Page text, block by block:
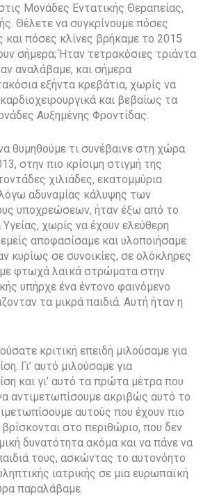
Μονάδες Εντατικής Θεραπείας,
Θέλετε να συγκρίνουμε πόσες
και πόσες κλίνες βρήκαμε το 2015
σήμερα; Ήταν τετρακόσιες τριάντα
αναλάβαμε, και σήμερα
εξήντα κρεβάτια, χωρίς να
και βεβαίως τα
Αυξημένης Φροντίδας.
θυμηθούμε τι συνέβαινε στη χώρα
στην πιο κρίσιμη στιγμή της
χιλιάδες, εκατομμύρια
αδυναμίας κάλυψης των
υποχρεώσεων, ήταν έξω από το
χωρίς να έχουν ελεύθερη
αποφασίσαμε και υλοποιήσαμε
κυρίως σε συνοικίες, σε ολόκληρες
με φτωχά λαϊκά στρώματα στην
υπήρχε ένα έντονο φαινόμενο
τα μικρά παιδιά. Αυτή ήταν η
κριτική επειδή μιλούσαμε για
Γι’ αυτό μιλούσαμε για
και γι’ αυτό τα πρώτα μέτρα που
αντιμετωπίσουμε ακριβώς αυτό το
αυτούς που έχουν πιο
στο περιθώριο, που δεν
δυνατότητα ακόμα και να πάνε να
τους, ασκώντας το αυτονόητο
ιατρικής σε μια ευρωπαϊκή
παραλάβαμε.